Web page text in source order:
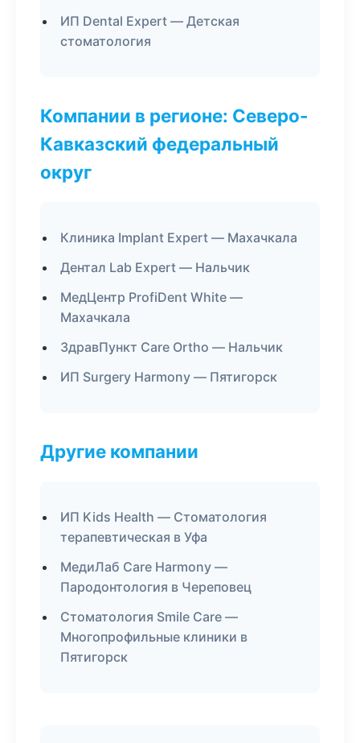
ИП Dental Expert — Детская
стоматология
Компании в регионе: Северо-
Кавказский федеральный
округ
Клиника Implant Expert — Махачкала
Дентал Lab Expert — Нальчик
МедЦентр ProfiDent White —
Махачкала
ЗдравПункт Care Ortho — Нальчик
ИП Surgery Harmony — Пятигорск
Другие компании
ИП Kids Health — Стоматология
терапевтическая в Уфа
МедиЛаб Care Harmony —
Пародонтология в Череповец
Стоматология Smile Care —
Многопрофильные клиники в
Пятигорск